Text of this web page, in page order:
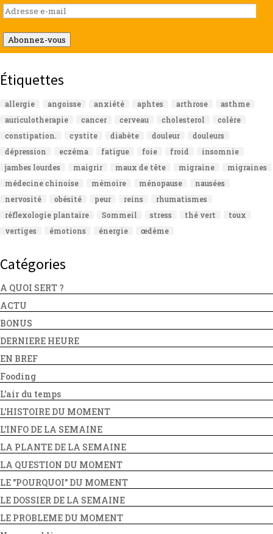
Adresse
e-
mail
Abonnez-vous
Étiquettes
allergie angoisse anxiété aphtes arthrose
asthme
auriculotherapie
cancer cerveau cholesterol
colère
constipation.
cystite diabète douleur
douleurs
dépression
eczéma fatigue foie froid
insomnie
jambes lourdes
maigrir maux de tête migraine
migraines
médecine chinoise
mémoire ménopause
nausées
nervosité
obésité peur reins
rhumatismes
réflexologie plantaire
Sommeil stress thé vert
toux
vertiges
émotions énergie œdème
Catégories
A QUOI SERT ?
ACTU
BONUS
DERNIERE HEURE
EN BREF
Fooding
L'air du temps
L'HISTOIRE DU MOMENT
L'INFO DE LA SEMAINE
LA PLANTE DE LA SEMAINE
LA QUESTION DU MOMENT
LE "POURQUOI" DU MOMENT
LE DOSSIER DE LA SEMAINE
LE PROBLEME DU MOMENT